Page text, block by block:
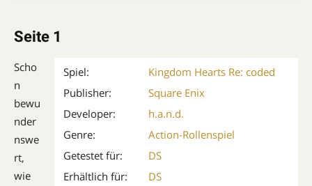
Seite 1
Spiel:
Kingdom Hearts Re: coded
Publisher:
Square Enix
Developer:
h.a.n.d.
Genre:
Action-Rollenspiel
Getestet für:
DS
Erhältlich für:
DS
Scho
n
bewu
nder
nswe
rt,
wie